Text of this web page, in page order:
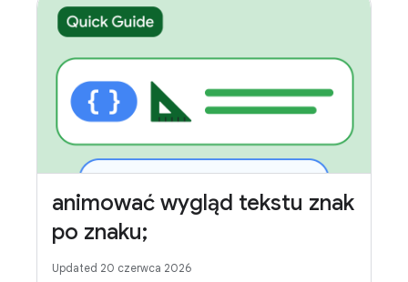
animować wygląd tekstu znak
po znaku;
Updated 20 czerwca 2026